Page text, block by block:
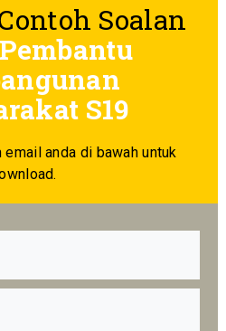
Soalan
Pembantu
S19
email anda di bawah untuk